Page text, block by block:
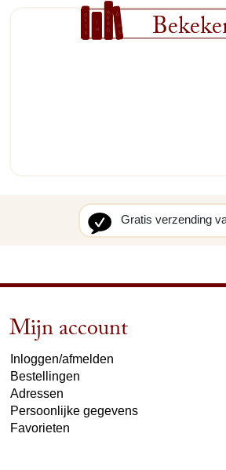
Gratis verzending
Mijn account
Inloggen/afmelden
Bestellingen
Adressen
Persoonlijke gegevens
Favorieten